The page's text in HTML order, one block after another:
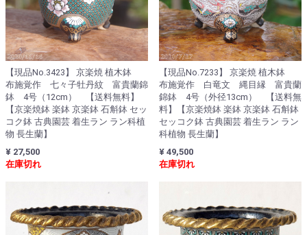
【現品No.3423】 京楽焼 植木鉢
布施覚作 七々子牡丹紋 富貴蘭錦
鉢 4号（12cm） 【送料無料】
【京楽焼鉢 楽鉢 京楽鉢 石斛鉢 セッ
コク鉢 古典園芸 着生ラン ラン科植
物 長生蘭】
¥ 27,500
在庫切れ
【現品No.7233】 京楽焼 植木鉢
布施覚作 白竜文 縄目縁 富貴蘭
錦鉢 4号（外径13cm） 【送料無
料】【京楽焼鉢 楽鉢 京楽鉢 石斛鉢
セッコク鉢 古典園芸 着生ラン ラン
科植物 長生蘭】
¥ 49,500
在庫切れ